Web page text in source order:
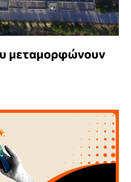
μεταμορφώνουν